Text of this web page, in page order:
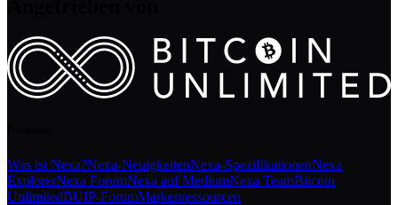
Was ist Nexa?Nexa-NeuigkeitenNexa-SpezifikationenNexa
ExplorerNexa ForumNexa auf MediumNexa TeamBitcoin
UnlimitedBUIP-ForumMarkenressourcen